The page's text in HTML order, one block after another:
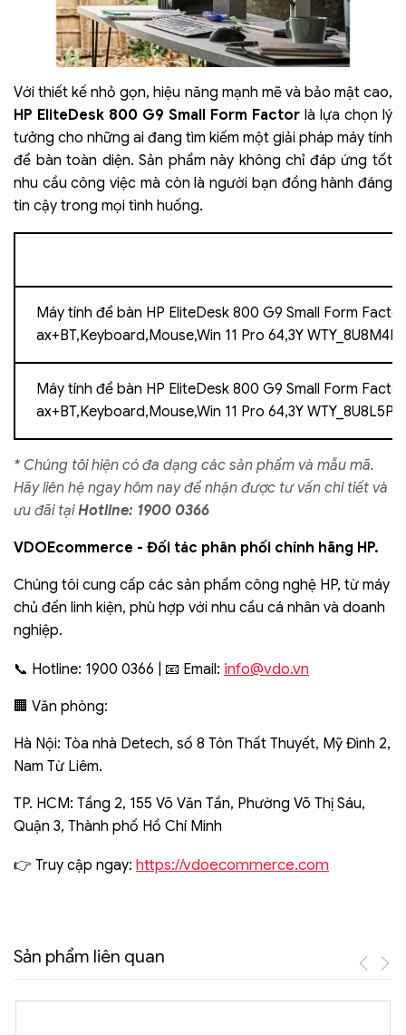
Với thiết kế nhỏ gọn, hiệu năng mạnh mẽ và bảo mật cao,
HP EliteDesk 800 G9 Small Form Factor là lựa chọn lý
tưởng cho những ai đang tìm kiếm một giải pháp máy tính
để bàn toàn diện. Sản phẩm này không chỉ đáp ứng tốt
nhu cầu công việc mà còn là người bạn đồng hành đáng
tin cậy trong mọi tình huống.
Máy tính để bàn HP EliteDesk 800 G9 Small Form
ax+BT,Keyboard,Mouse,Win 11 Pro 64,3Y
Máy tính để bàn HP EliteDesk 800 G9 Small Form
ax+BT,Keyboard,Mouse,Win 11 Pro 64,3Y WTY_8U8L5PA
* Chúng tôi hiện có đa dạng các sản phẩm và mẫu mã.
Hãy liên hệ ngay hôm nay để nhận được tư vấn chi tiết và
ưu đãi tạiHotline: 1900 0366
VDOEcommerce - Đối tác phân phối chính hãng HP.
Chúng tôi cung cấp các sản phẩm công nghệ HP, từ máy
chủ đến linh kiện, phù hợp với nhu cầu cá nhân và doanh
nghiệp.
📞 Hotline: 1900 0366 | 📧 Email: info@vdo.vn
🏢 Văn phòng:
Hà Nội: Tòa nhà Detech, số 8 Tôn Thất Thuyết, Mỹ Đình 2,
Nam Từ Liêm.
TP. HCM: Tầng 2, 155 Võ Văn Tần, Phường Võ Thị Sáu,
Quận 3, Thành phố Hồ Chí Minh
👉 Truy cập ngay: https://vdoecommerce.com
Sản phẩm liên quan